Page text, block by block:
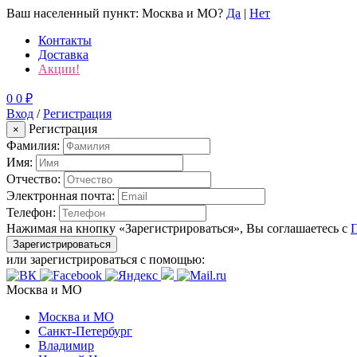
Ваш населенный пункт: Москва и МО? Да | Нет
Контакты
Доставка
Акции!
0 0 ₽
Вход /Регистрация
×
Регистрация
Фамилия:
Имя:
Отчество:
Электронная почта:
Телефон:
Нажимая на кнопку «Зарегистрироваться», Вы соглашаетесь с
Зарегистрироваться
или зарегистрироваться с помощью:
Москва и МО
Москва и МО
Санкт-Петербург
Владимир